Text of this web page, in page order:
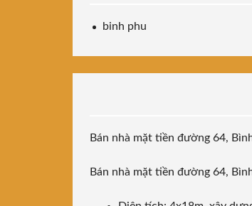
binh phu
Bán nhà mặt tiền đường 64,
Bán nhà mặt tiền đường 64,